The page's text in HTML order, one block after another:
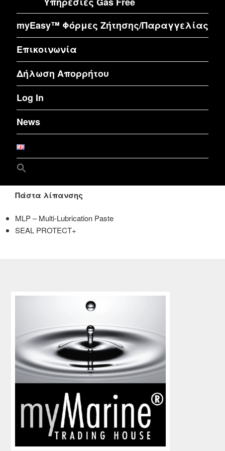
myEasy™ Φόρμες Ζήτησης/Παραγγελίας
Επικοινωνία
Δήλωση Απορρήτου
Log In
News
Search
for:
Πάστα λίπανσης
MLP – Multi-Lubrication Paste
SEAL PROTECT+